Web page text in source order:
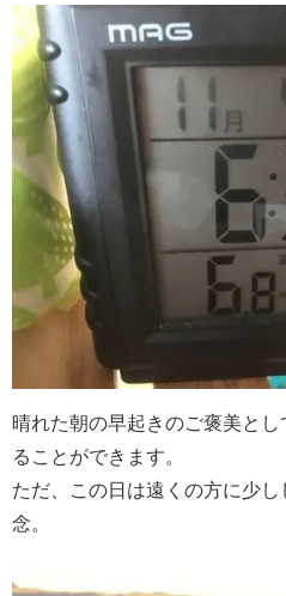
晴れた朝の早起きのご褒美と
ることができます。
ただ、この日は遠くの方に少
念。